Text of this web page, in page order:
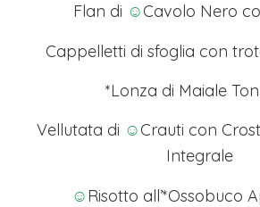
Flan di ☺Cavolo Nero
Cappelletti di sfoglia con
*Lonza di Maiale
Vellutata di ☺Crauti con
Integrale
☺Risotto all’*Ossobuco